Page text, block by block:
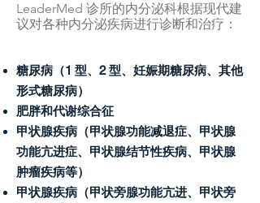
LeaderMed 诊所的内分泌科根据现代建
议对各种内分泌疾病进行诊断和治疗：
糖尿病（1 型、2 型、妊娠期糖尿病、其他
形式糖尿病）
肥胖和代谢综合征
甲状腺疾病（甲状腺功能减退症、甲状腺
功能亢进症、甲状腺结节性疾病、甲状腺
肿瘤疾病等）
甲状腺疾病（甲状旁腺功能亢进、甲状旁